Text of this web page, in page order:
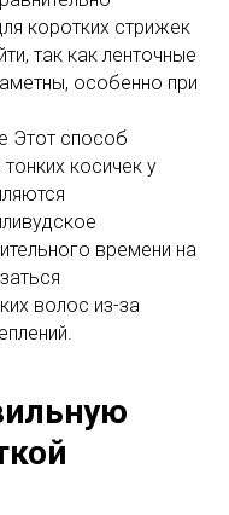
коротких стрижек
так как ленточные
особенно при
Этот способ
косичек у
времени на
волос из-за